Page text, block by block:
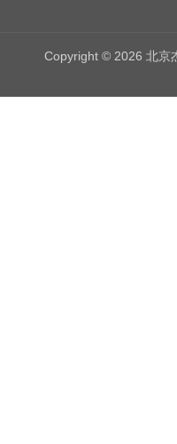
Copyright © 2026 北京